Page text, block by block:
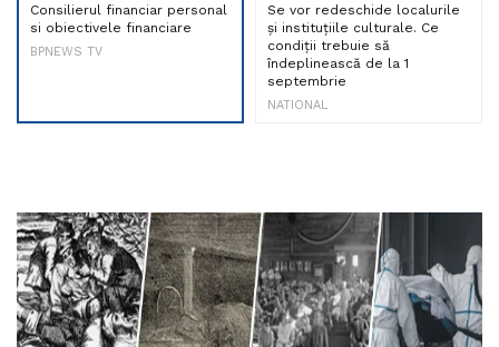
Consilierul financiar personal
si obiectivele financiare
BPNEWS TV
Se vor redeschide localurile
și instituțiile culturale. Ce
condiții trebuie să
îndeplinească de la 1
septembrie
NATIONAL